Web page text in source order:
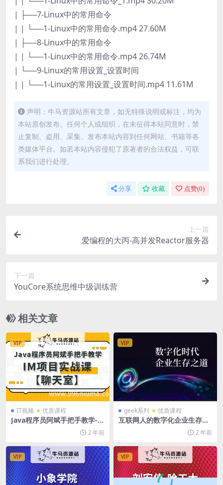
| ├──7-Linux中的常用命令
| | └──1-Linux中的常用命令.mp4 27.60M
| ├──8-Linux中的常用命令
| | └──1-Linux中的常用命令.mp4 26.74M
| └──9-Linux的常用设置_设置时间
| | └──1-Linux的常用设置_设置时间.mp4 11.61M
声明：牛马资源站所有文章，如无特殊说明或标注，均为
本站原创发布。任何个人或组织，在未征得本站同意时，禁
止复制、盗用、采集、发布本站内容到任何网站、书籍等各
类媒体平台。如若本站内容侵犯了原著者的合法权益，可联
系我们进行处理。
分享 收藏 点赞(0)
上一篇
爱编程的大丙-高并发Reactor服务器
下一篇
YouCore系统思维中级训练营
相关文章
VIP
IT视频 优质课程
Java程序员阿斌手把手教学-I
M项目实战课【聊天室】 2 年前
VIP
geek系列 优质课程
互联网人的数字化企业生存指
2 年前
VIP VIP